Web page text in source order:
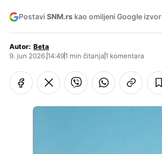
Postavi SNM.rs kao omiljeni Google izvor
Autor: Beta
9. jun 2026.14:491 min čitanja1 komentara